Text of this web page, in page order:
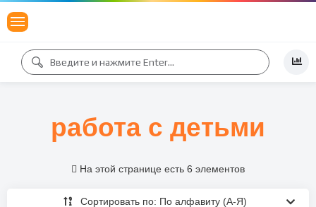
работа с детьми
Сортировать по: По алфавиту (А-Я)
На этой странице есть 6 элементов